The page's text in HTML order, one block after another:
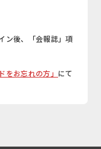
ン後、「会報誌」項
をお忘れの方」 にて